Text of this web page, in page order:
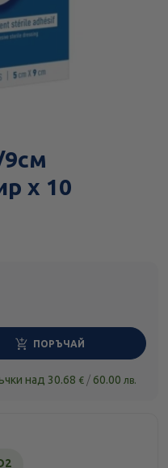
х 10
ПОРЪЧАЙ
над 30.68 € / 60.00 лв.